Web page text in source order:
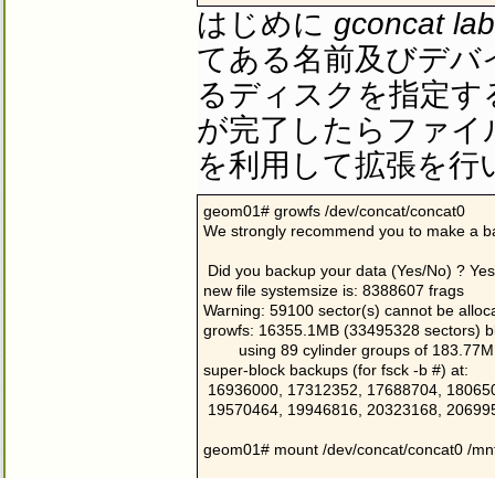
はじめに gconcat
てある名前及びデ
るディスクを指定
が完了したらファ
を利用して拡張を行
geom01# growfs /dev/concat/concat0
We strongly recommend you to make a
Did you backup your data (Yes/No) ? Yes
new file systemsize is: 8388607 frags
Warning: 59100 sector(s) cannot be
growfs: 16355.1MB (33495328 sectors)
using 89 cylinder groups of
super-block backups (for fsck -b #) at:
16936000, 17312352, 17688704,
19570464, 19946816, 20323168,
geom01# mount /dev/concat/concat0 /